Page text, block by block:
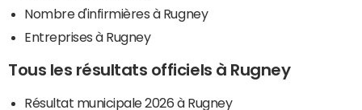
Nombre d'infirmières à Rugney
Entreprises à Rugney
Tous les résultats officiels à Rugney
Résultat municipale 2026 à Rugney